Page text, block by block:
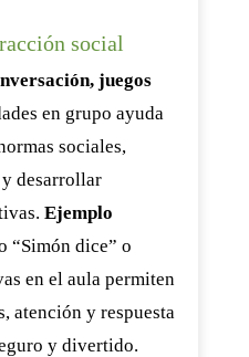
social
juegos
en grupo ayuda
sociales,
desarrollar
Ejemplo
“Simón dice” o
en el aula permiten
atención y respuesta
y divertido.